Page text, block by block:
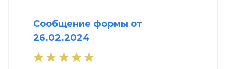
Сообщение формы от
26.02.2024